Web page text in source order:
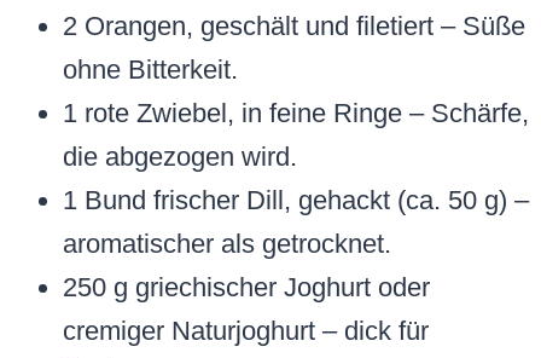
2 Orangen, geschält und filetiert – Süße
ohne Bitterkeit.
1 rote Zwiebel, in feine Ringe – Schärfe,
die abgezogen wird.
1 Bund frischer Dill, gehackt (ca. 50 g) –
aromatischer als getrocknet.
250 g griechischer Joghurt oder
cremiger Naturjoghurt – dick für